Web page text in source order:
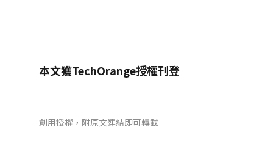
本文獲TechOrange授權刊登
創用授權，附原文連結即可轉載